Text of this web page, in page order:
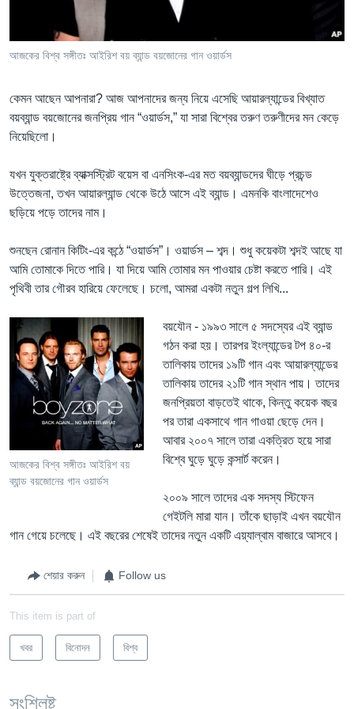
Learning English
অন্য ভাষায় ওয়েব সাইট
আজকের বিশ্ব সঙ্গীতঃ আইরিশ বয় ব্যান্ড বয়জোনের গান ওয়ার্ডস
কেমন আছেন আপনারা? আজ আপনাদের জন্য নিয়ে এসেছি আয়ারল্যান্ডের বিখ্যাত
বয়ব্যান্ড বয়জোনের জনপ্রিয় গান “ওয়ার্ডস,” যা সারা বিশ্বের তরুণ তরুণীদের মন কেড়ে
নিয়েছিলো।
যখন যুক্তরাষ্ট্রে ব্যাক্সস্ট্রিট বয়েস বা এনসিংক-এর মত বয়ব্যান্ডদের ঘীড়ে প্রচন্ড
উত্তেজনা, তখন আয়ারল্যান্ড থেকে উঠে আসে এই ব্যান্ড। এমনকি বাংলাদেশেও
ছড়িয়ে পড়ে তাদের নাম।
শুনছেন রোনান কিটিং-এর কন্ঠে “ওয়ার্ডস”। ওয়ার্ডস – শব্দ। শুধু কয়েকটা শব্দই আছে যা
আমি তোমাকে দিতে পারি। যা দিয়ে আমি তোমার মন পাওয়ার চেষ্টা করতে পারি। এই
পৃথিবী তার গৌরব হারিয়ে ফেলেছে। চলো, আমরা একটা নতুন গল্প লিখি...
আজকের বিশ্ব সঙ্গীতঃ আইরিশ বয়
ব্যান্ড বয়জোনের গান ওয়ার্ডস
বয়যৌন - ১৯৯৩ সালে ৫ সদস্যের এই ব্যান্ড
গঠন করা হয়। তারপর ইংল্যান্ডের টপ ৪০-র
তালিকায় তাদের ১৯টি গান এবং আয়ারল্যান্ডের
তালিকায় তাদের ২১টি গান স্থান পায়। তাদের
জনপ্রিয়তা বাড়তেই থাকে, কিন্‌তু কয়েক বছর
পর তারা একসাথে গান গাওয়া ছেড়ে দেন।
আবার ২০০৭ সালে তারা একত্রিত হয়ে সারা
বিশ্বে ঘুড়ে ঘুড়ে কন্সার্ট করেন।
২০০৯ সালে তাদের এক সদস্য স্টিফেন
গেইটলি মারা যান। তাঁকে ছাড়াই এখন বয়যৌন
গান গেয়ে চলেছে। এই বছরের শেষেই তাদের নতুন একটি এয়্যাল্বাম বাজারে আসবে।
শেয়ার করুন Follow us
This item is part of
খবর বিনোদন বিশ্ব
সংশ্লিষ্ট